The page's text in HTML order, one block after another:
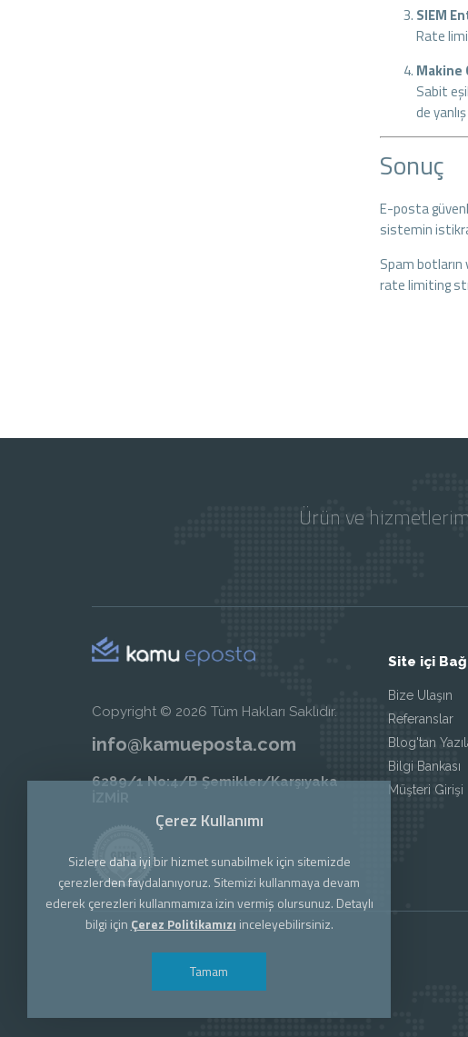
SIEM
Rate
Makine
Sabit
de
Sonuç
E-posta
sistemin
Spam
rate limiting
Ürün ve
Copyright © 2026 Tüm Hakları Saklıdır.
info@kamueposta.com
6289/1 No:4/B Şemikler/Karşıyaka
Site içi
Bize Ulaşın
Referanslar
Blog'tan
Bilgi Bankası
Müşteri Girişi
Çerez Kullanımı
Sizlere daha iyi bir hizmet sunabilmek için sitemizde
çerezlerden faydalanıyoruz. Sitemizi kullanmaya devam
ederek çerezleri kullanmamıza izin vermiş olursunuz. Detaylı
bilgi için Çerez Politikamızı inceleyebilirsiniz.
Tamam